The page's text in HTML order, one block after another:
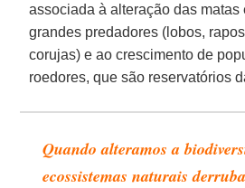
associada à alteração das matas
grandes predadores (lobos,
corujas) e ao crescimento de
roedores, que são reservatórios
Quando alteramos a
ecossistemas naturais